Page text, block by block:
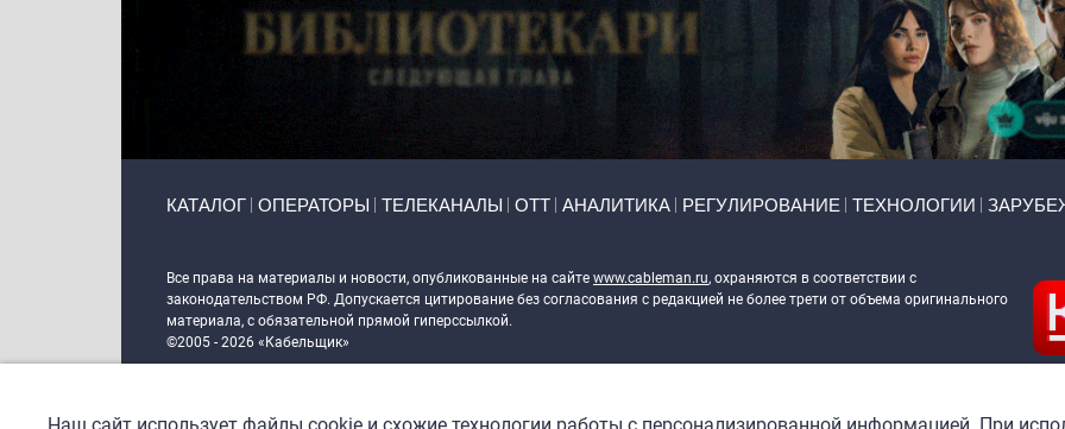
КАТАЛОГ ОПЕРАТОРЫ ТЕЛЕКАНАЛЫ ОТТ АНАЛИТИКА РЕГУЛИРОВАНИЕ ТЕХНОЛОГИИ
Все права на материалы и новости, опубликованные на сайте www.cableman.ru, охраняются в соответствии с
законодательством РФ. Допускается цитирование без согласования с редакцией не более трети от объема оригинального
материала, с обязательной прямой гиперссылкой.
©2005 - 2026 «Кабельщик»